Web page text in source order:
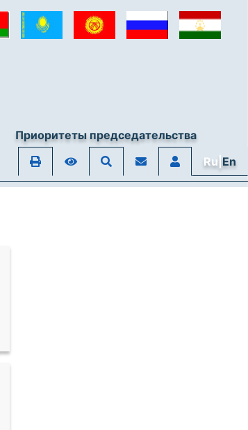
Приоритеты председательства
Ru|En